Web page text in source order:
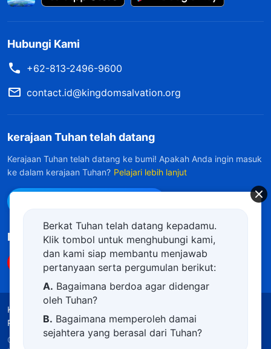
Hubungi Kami
+62-813-2496-9600
contact.id@kingdomsalvation.org
kerajaan Tuhan telah datang
Kerajaan Tuhan telah datang ke bumi! Apakah Anda ingin masuk
ke dalam kerajaan Tuhan? Pelajari lebih lanjut
Ikuti Kami
Ketentuan Penggunaan
Penghargaan
Kebijakan Cookie
Copyright © 2026Gereja Tuhan Yang Mahakuasa.
Berkat Tuhan telah datang kepadamu.
Klik tombol untuk menghubungi kami,
dan kami siap membantu menjawab
pertanyaan serta pergumulan berikut:
A. Bagaimana berdoa agar didengar
oleh Tuhan?
B. Bagaimana memperoleh damai
sejahtera yang berasal dari Tuhan?